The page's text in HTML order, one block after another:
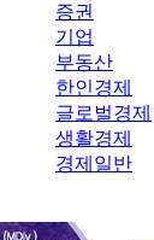
증권
기업
부동산
한인경제
글로벌경제
생활경제
경제일반